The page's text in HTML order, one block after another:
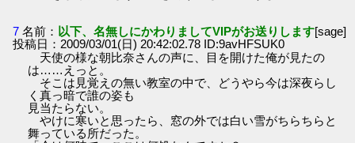
7 名前： 以下、名無しにかわりましてVIPがお送りします[sage]
投稿日：2009/03/01(日) 20:42:02.78 ID:9avHFSUK0
天使の様な朝比奈さんの声に、目を開けた俺が見たの
は……えっと。
そこは見覚えの無い教室の中で、どうやら今は深夜らし
く真っ暗で誰の姿も
見当たらない。
やけに寒いと思ったら、窓の外では白い雪がちらちらと
舞っている所だった。